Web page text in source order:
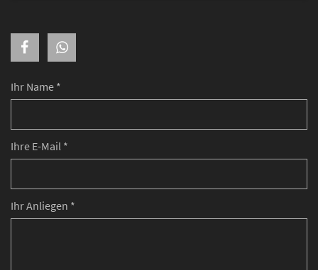
Ihr Name *
Ihre E-Mail *
Ihr Anliegen *